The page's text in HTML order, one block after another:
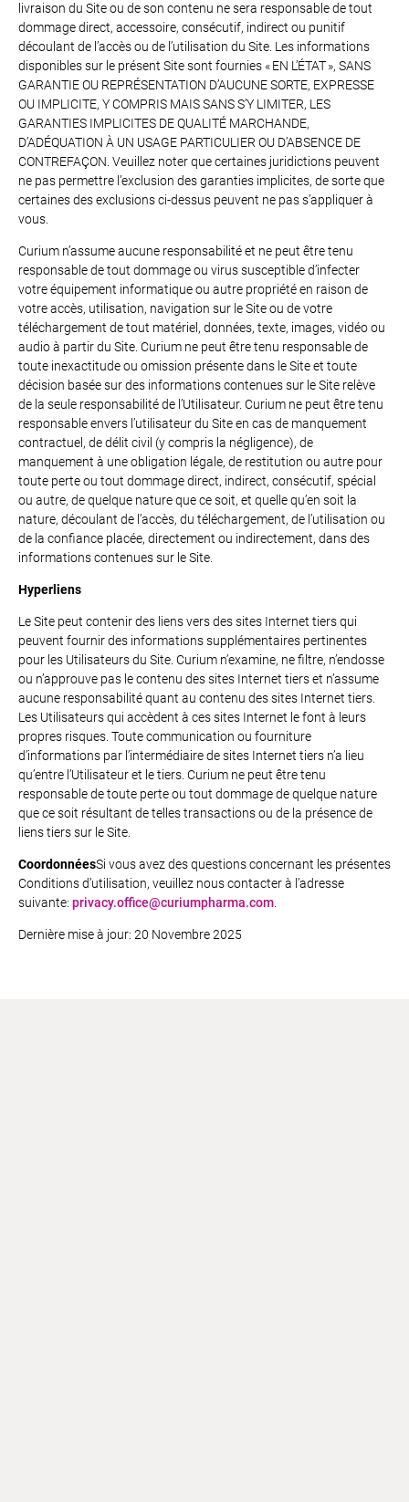
livraison du Site ou de son contenu ne sera responsable de tout
dommage direct, accessoire, consécutif, indirect ou punitif
découlant de l’accès ou de l’utilisation du Site. Les informations
disponibles sur le présent Site sont fournies « EN L’ÉTAT », SANS
GARANTIE OU REPRÉSENTATION D’AUCUNE SORTE, EXPRESSE
OU IMPLICITE, Y COMPRIS MAIS SANS S’Y LIMITER, LES
GARANTIES IMPLICITES DE QUALITÉ MARCHANDE,
D’ADÉQUATION À UN USAGE PARTICULIER OU D’ABSENCE DE
CONTREFAÇON. Veuillez noter que certaines juridictions peuvent
ne pas permettre l’exclusion des garanties implicites, de sorte que
certaines des exclusions ci-dessus peuvent ne pas s’appliquer à
vous.
Curium n’assume aucune responsabilité et ne peut être tenu
responsable de tout dommage ou virus susceptible d’infecter
votre équipement informatique ou autre propriété en raison de
votre accès, utilisation, navigation sur le Site ou de votre
téléchargement de tout matériel, données, texte, images, vidéo ou
audio à partir du Site. Curium ne peut être tenu responsable de
toute inexactitude ou omission présente dans le Site et toute
décision basée sur des informations contenues sur le Site relève
de la seule responsabilité de l’Utilisateur. Curium ne peut être tenu
responsable envers l’utilisateur du Site en cas de manquement
contractuel, de délit civil (y compris la négligence), de
manquement à une obligation légale, de restitution ou autre pour
toute perte ou tout dommage direct, indirect, consécutif, spécial
ou autre, de quelque nature que ce soit, et quelle qu’en soit la
nature, découlant de l’accès, du téléchargement, de l’utilisation ou
de la confiance placée, directement ou indirectement, dans des
informations contenues sur le Site.
Hyperliens
Le Site peut contenir des liens vers des sites Internet tiers qui
peuvent fournir des informations supplémentaires pertinentes
pour les Utilisateurs du Site. Curium n’examine, ne filtre, n’endosse
ou n’approuve pas le contenu des sites Internet tiers et n’assume
aucune responsabilité quant au contenu des sites Internet tiers.
Les Utilisateurs qui accèdent à ces sites Internet le font à leurs
propres risques. Toute communication ou fourniture
d’informations par l’intermédiaire de sites Internet tiers n’a lieu
qu’entre l’Utilisateur et le tiers. Curium ne peut être tenu
responsable de toute perte ou tout dommage de quelque nature
que ce soit résultant de telles transactions ou de la présence de
liens tiers sur le Site.
CoordonnéesSi vous avez des questions concernant les présentes
Conditions d’utilisation, veuillez nous contacter à l’adresse
suivante: privacy.office@curiumpharma.com
Dernière mise à jour: 20 Novembre 2025